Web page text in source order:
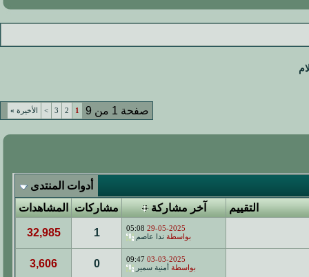
صفحة 1 من 9 1
2
3
> الأخيرة »
أدوات المنتدى
التقييم
آخر مشاركة مشاركات المشاهدات
29-05-2025
05:08
بواسطة ندا عاصم 1
32,985
03-03-2025
09:47
بواسطة
أمنية سمير 0
3,606